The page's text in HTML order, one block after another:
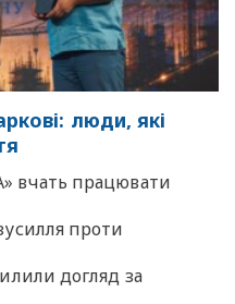
люди, які
вчать працювати
проти
догляд за